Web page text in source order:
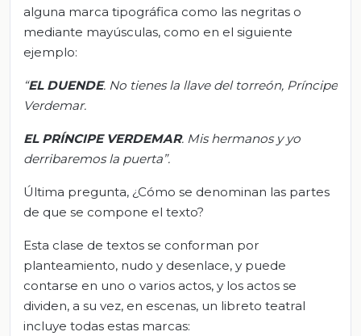
alguna marca tipográfica como las negritas o
mediante mayúsculas, como en el siguiente
ejemplo:
“EL DUENDE. No tienes la llave del torreón, Príncipe
Verdemar.
EL PRÍNCIPE VERDEMAR. Mis hermanos y yo
derribaremos la puerta”.
Última pregunta, ¿Cómo se denominan las partes
de que se compone el texto?
Esta clase de textos se conforman por
planteamiento, nudo y desenlace, y puede
contarse en uno o varios actos, y los actos se
dividen, a su vez, en escenas, un libreto teatral
incluye todas estas marcas: